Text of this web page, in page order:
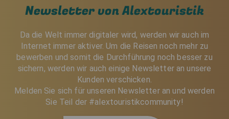
Newsletter von Alextouristik
Da die Welt immer digitaler wird, werden wir auch im
Internet immer aktiver. Um die Reisen noch mehr zu
bewerben und somit die Durchführung noch besser zu
sichern, werden wir auch einige Newsletter an unsere
Kunden verschicken.
Melden Sie sich für unseren Newsletter an und werden
Sie Teil der #alextouristikcommunity!